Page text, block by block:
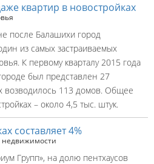
квартир в новостройках
после Балашихи город
из самых застраиваемых
К первому кварталу 2015 года
был представлен 27
возводилось 113 домов. Общее
– около 4,5 тыс. штук.
составляет 4%
недвижимости
Групп», на долю пентхаусов